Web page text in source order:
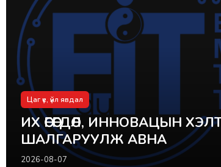
Цаг үе, үйл явдал
ИХ ӨГӨГДӨЛ, ИННОВАЦЫН
ШАЛГАРУУЛЖ АВНА
2026-08-07